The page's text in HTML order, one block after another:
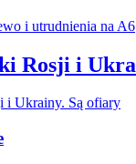
Rosji i